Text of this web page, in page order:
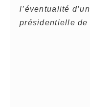
l’éventualité
présidentielle de